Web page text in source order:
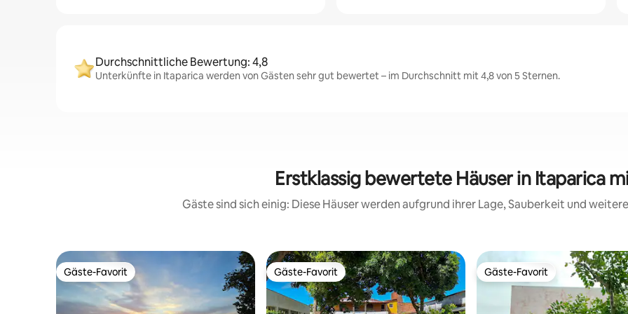
Durchschnittliche Bewertung: 4,8
Unterkünfte in Itaparica werden von Gästen sehr gut bewertet – im Durchschnitt mit 4,8 von 5 Sternen.
Erstklassig bewertete Häuser in Itaparica
Gäste sind sich einig: Diese Häuser werden aufgrund ihrer Lage, Sauberkeit und
Gäste-Favorit
Gäste-Favorit Gäste-Favorit
Gäste-Favorit Gäste-Favorit
Gäste-Favorit